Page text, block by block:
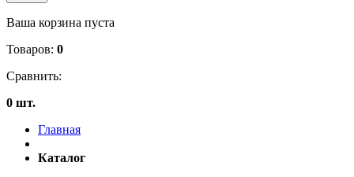
Ваша корзина пуста
Товаров: 0
Сравнить:
0 шт.
Главная
Каталог